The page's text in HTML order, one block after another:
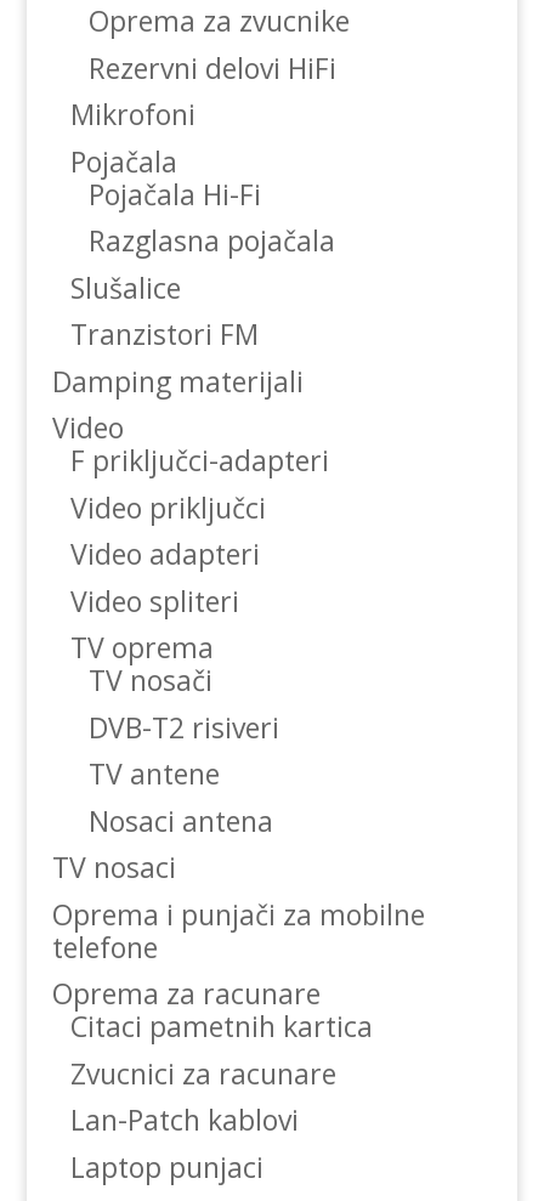
Oprema za zvucnike
Rezervni delovi HiFi
Mikrofoni
Pojačala
Pojačala Hi-Fi
Razglasna pojačala
Slušalice
Tranzistori FM
Damping materijali
Video
F priključci-adapteri
Video priključci
Video adapteri
Video spliteri
TV oprema
TV nosači
DVB-T2 risiveri
TV antene
Nosaci antena
TV nosaci
Oprema i punjači za mobilne
telefone
Oprema za racunare
Citaci pametnih kartica
Zvucnici za racunare
Lan-Patch kablovi
Laptop punjaci